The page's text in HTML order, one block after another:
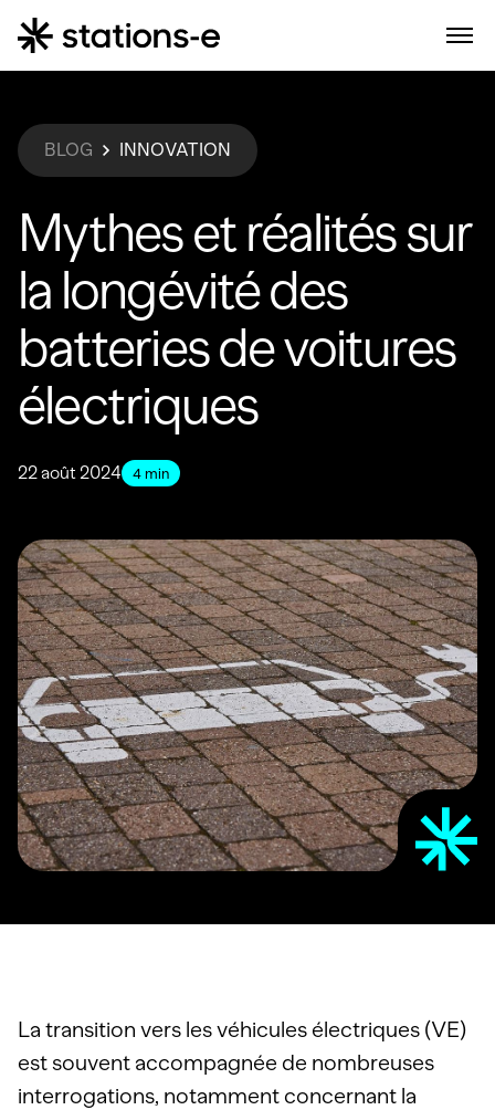
BLOG INNOVATION
Mythes et réalités sur
la longévité des
batteries de voitures
électriques
22 août 2024 4 min
La transition vers les véhicules électriques (VE)
est souvent accompagnée de nombreuses
interrogations, notamment concernant la